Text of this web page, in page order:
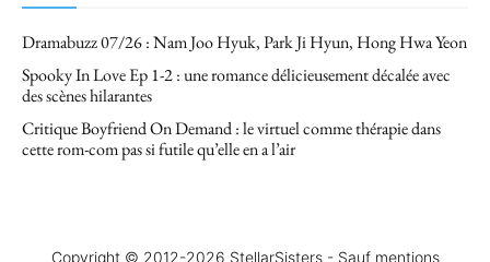
Dramabuzz 07/26 : Nam Joo Hyuk, Park Ji Hyun, Hong Hwa Yeon
Spooky In Love Ep 1-2 : une romance délicieusement décalée avec
des scènes hilarantes
Critique Boyfriend On Demand : le virtuel comme thérapie dans
cette rom-com pas si futile qu’elle en a l’air
Copyright © 2012-2026 StellarSisters - Sauf mentions